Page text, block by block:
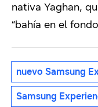
nativa Yaghan,
“bahía en el
nuevo Samsung
Samsung